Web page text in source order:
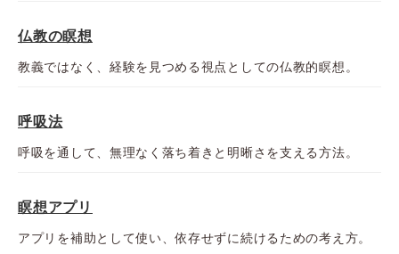
仏教の瞑想
教義ではなく、経験を見つめる視点としての仏教的瞑想。
呼吸法
呼吸を通して、無理なく落ち着きと明晰さを支える方法。
瞑想アプリ
アプリを補助として使い、依存せずに続けるための考え方。